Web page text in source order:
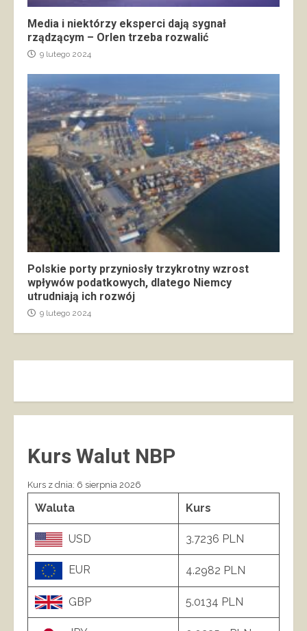
Media i niektórzy eksperci dają sygnał
rządzącym – Orlen trzeba rozwalić
9 lutego 2024
Polskie porty przyniosły trzykrotny wzrost
wpływów podatkowych, dlatego Niemcy
utrudniają ich rozwój
9 lutego 2024
Kurs Walut NBP
Kurs z dnia: 6 sierpnia 2026
Waluta Kurs
USD 3.7236 PLN
EUR 4.2982 PLN
GBP 5.0134 PLN